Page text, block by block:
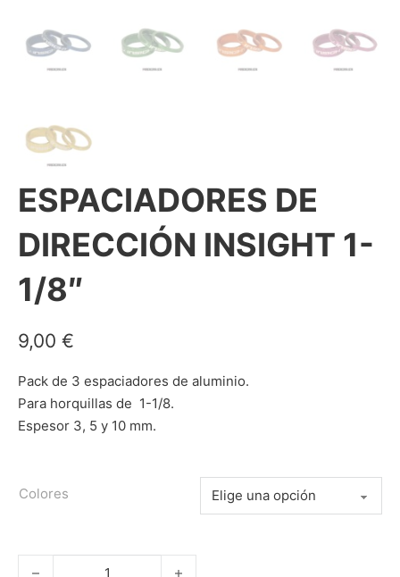
ESPACIADORES DE
DIRECCIÓN INSIGHT 1-
1/8″
9,00 €
Pack de 3 espaciadores de aluminio.
Para horquillas de 1-1/8.
Espesor 3, 5 y 10 mm.
Colores
ESPACIADORES DE DIRECCIÓN INSIGHT 1-1/8" cantidad